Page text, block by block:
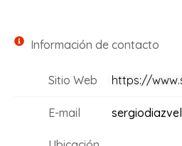
Información de contacto
Sitio Web https://
E-mail